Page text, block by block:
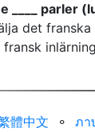
____ parler
det
體中文 ⚬ ภา